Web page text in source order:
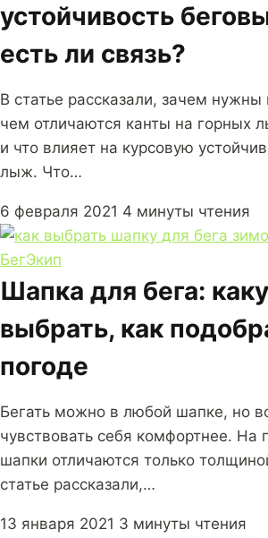
устойчивость
есть ли связь?
В статье рассказали, зачем
чем отличаются канты на горных
и что влияет на курсовую
лыж. Что…
6 февраля 2021 4 минуты чтения
БегЭкип
Шапка для бега:
выбрать, как
погоде
Бегать можно в любой шапке, но
чувствовать себя комфортнее. На
шапки отличаются только
статье рассказали,…
13 января 2021 3 минуты чтения